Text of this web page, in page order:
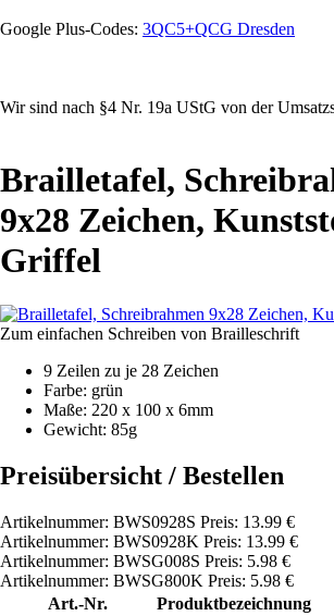
Google Plus-Codes: 3QC5+QCG Dresden
Wir sind nach §4 Nr. 19a UStG von der
Brailletafel,
9x28 Zeichen,
Griffel
Zum einfachen Schreiben von Brailleschrift
9 Zeilen zu je 28 Zeichen
Farbe: grün
Maße: 220 x 100 x 6mm
Gewicht: 85g
Preisübersicht / Bestellen
Artikelnummer: BWS0928S Preis: 13.99 €
Artikelnummer: BWS0928K Preis: 13.99 €
Artikelnummer: BWSG008S Preis: 5.98 €
Artikelnummer: BWSG800K Preis: 5.98 €
Art.-Nr.
Produktbezeichnung